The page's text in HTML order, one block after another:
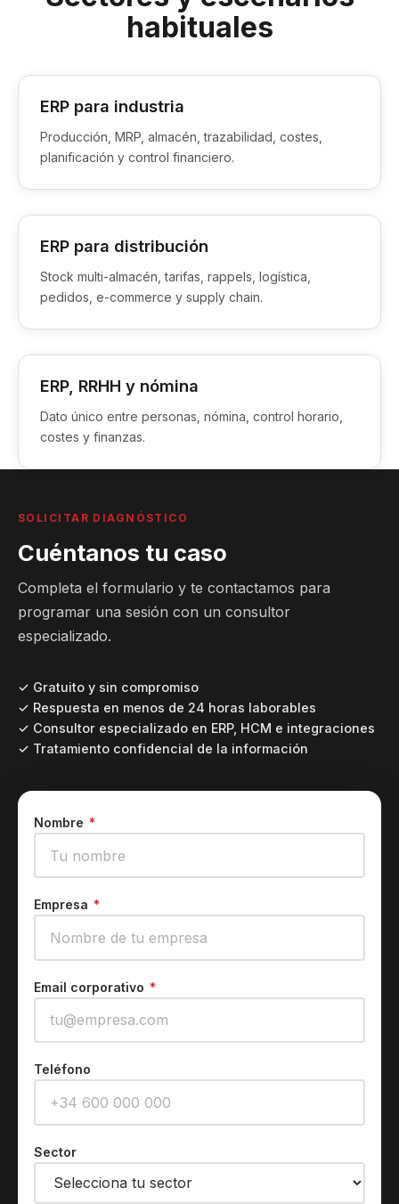
habituales
ERP para industria
Producción, MRP, almacén, trazabilidad, costes,
planificación y control financiero.
ERP para distribución
Stock multi-almacén, tarifas, rappels, logística,
pedidos, e-commerce y supply chain.
ERP, RRHH y nómina
Dato único entre personas, nómina, control horario,
costes y finanzas.
SOLICITAR DIAGNÓSTICO
Cuéntanos tu caso
Completa el formulario y te contactamos para
programar una sesión con un consultor
especializado.
✓ Gratuito y sin compromiso
✓ Respuesta en menos de 24 horas laborables
✓ Consultor especializado en ERP, HCM e integraciones
✓ Tratamiento confidencial de la información
Nombre *
Empresa *
Email corporativo *
Teléfono
Sector